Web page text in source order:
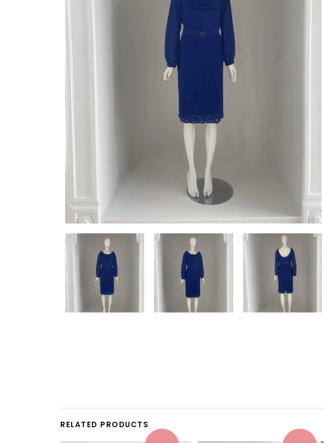
RELATED PRODUCTS
This product has multiple variants. The options may be chosen on the product page